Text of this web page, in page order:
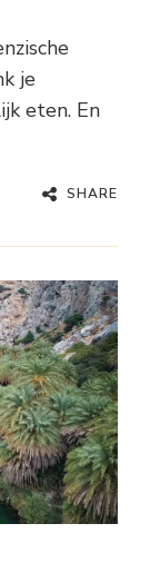
je
eten. En
SHARE